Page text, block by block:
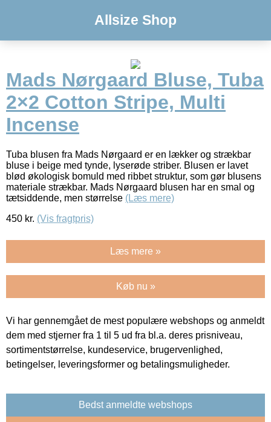
Allsize Shop
Mads Nørgaard Bluse, Tuba
2×2 Cotton Stripe, Multi
Incense
Tuba blusen fra Mads Nørgaard er en lækker og strækbar
bluse i beige med tynde, lyserøde striber. Blusen er lavet
blød økologisk bomuld med ribbet struktur, som gør blusens
materiale strækbar. Mads Nørgaard blusen har en smal og
tætsiddende, men størrelse (Læs mere)
450 kr. (Vis fragtpris)
Læs mere »
Køb nu »
Vi har gennemgået de mest populære webshops og anmeldt
dem med stjerner fra 1 til 5 ud fra bl.a. deres prisniveau,
sortimentstørrelse, kundeservice, brugervenlighed,
betingelser, leveringsformer og betalingsmuligheder.
Bedst anmeldte webshops